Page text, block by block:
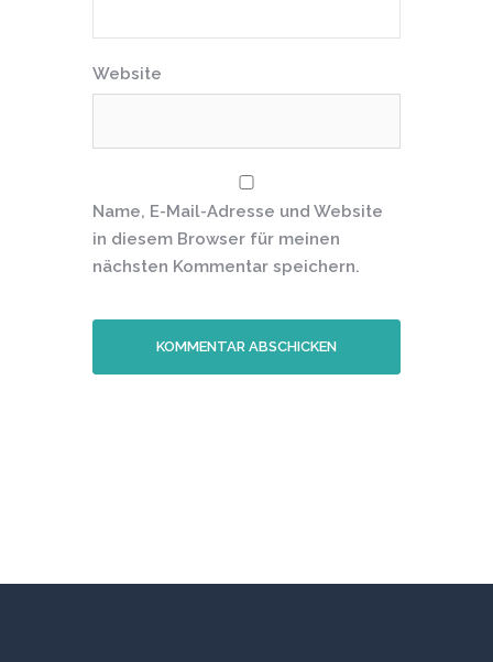
Website
Name, E-Mail-Adresse und Website
in diesem Browser für meinen
nächsten Kommentar speichern.